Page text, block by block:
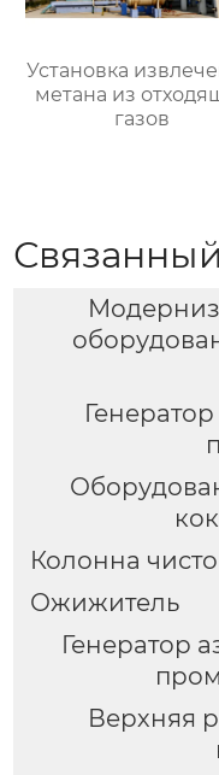
Установка
метана из
газов
Связанный
Колонна
Ожижитель
Генератор
Верхняя